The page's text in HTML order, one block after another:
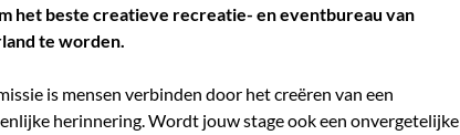
het beste creatieve recreatie- en eventbureau van
te worden.
is mensen verbinden door het creëren van een
herinnering. Wordt jouw stage ook een onvergetelijke